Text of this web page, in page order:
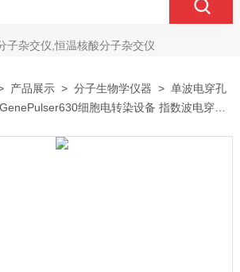
子杂交仪,恒温核酸分子杂交仪
产品展示 >分子生物学仪器 >单波电穿孔
细胞电转染设备 指数波电穿孔